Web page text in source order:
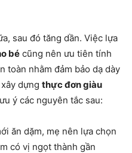
sau đó tăng dần. Việc lựa
bé cũng nên ưu tiên tính
toàn nhằm đảm bảo dạ dày
dựng thực đơn giàu
ý các nguyên tắc sau:
ăn dặm, mẹ nên lựa chọn
có vị ngọt thành gần